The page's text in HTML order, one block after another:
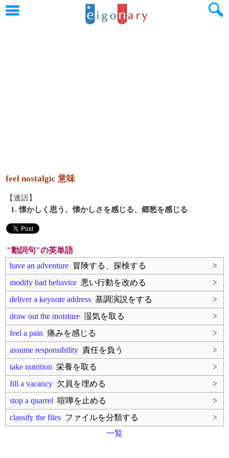
feel nostalgic 意味
【連語】
1. 懐かしく思う、懐かしさを感じる、郷愁を感じる
"動詞句"の英単語
have an adventure 冒険する、探検する
>
modify bad behavior悪い行動を改める
>
deliver a keynote address 基調演説をする
>
draw out the moisture 湿気を取る
>
feel a pain 痛みを感じる
>
assume responsibility 責任を負う
>
take nutrition 栄養を取る
>
fill a vacancy 欠員を埋める
>
stop a quarrel 喧嘩を止める
>
classify the files ファイルを分類する
>
一覧